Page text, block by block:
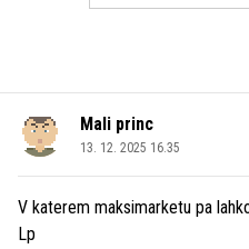
Mali princ
13. 12. 2025 16.35
V katerem maksimarketu pa
Lp